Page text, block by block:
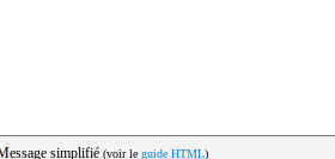
simplifié (voir le guide HTML)